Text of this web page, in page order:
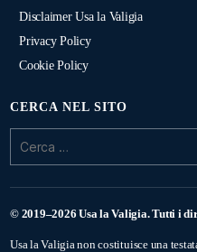
Disclaimer Usa la Valigia
Privacy Policy
Cookie Policy
CERCA NEL SITO
© 2019–2026 Usa la Valigia. Tutti i
Usa la Valigia non costituisce una